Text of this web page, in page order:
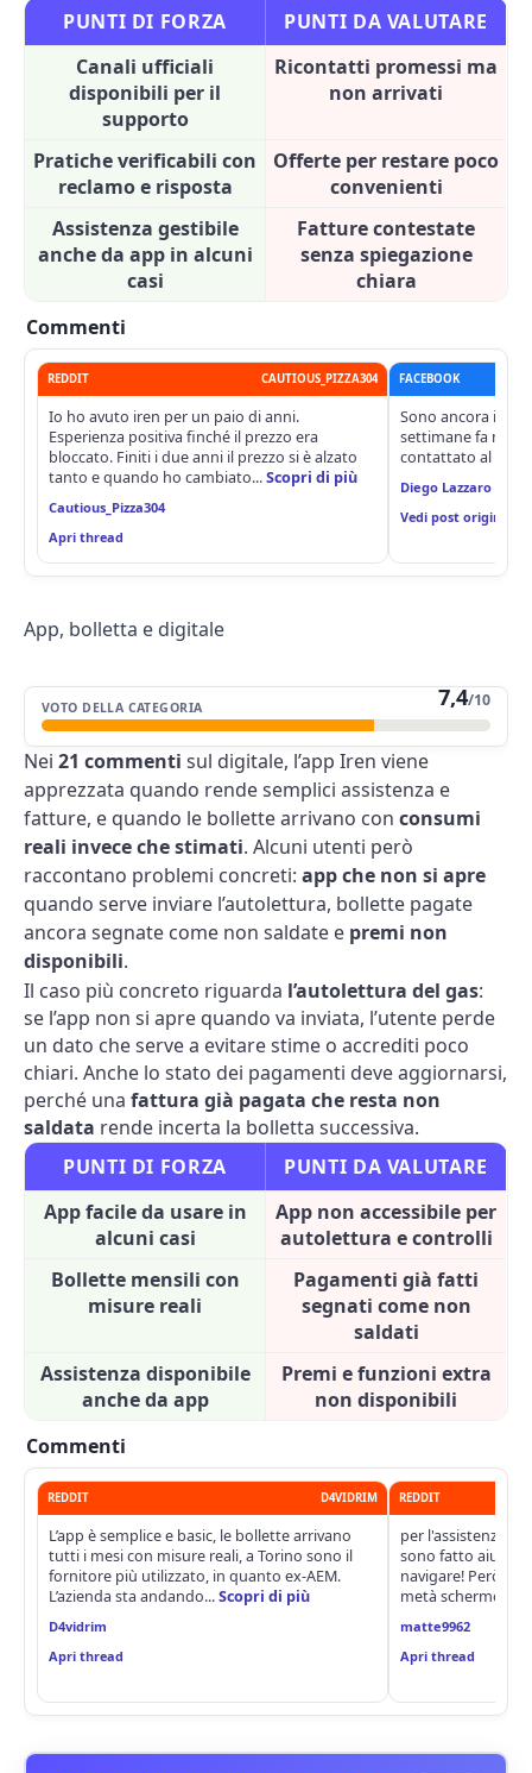
PUNTI DI FORZA
PUNTI DA VALUTARE
Canali ufficiali
disponibili per il
supporto
Ricontatti promessi ma
non arrivati
Pratiche verificabili con
reclamo e risposta
Offerte per restare poco
convenienti
Assistenza gestibile
anche da app in alcuni
casi
Fatture contestate
senza spiegazione
chiara
Commenti
REDDIT CAUTIOUS_PIZZA304
Io ho avuto iren per un paio di anni.
Esperienza positiva finché il prezzo era
bloccato. Finiti i due anni il prezzo si è alzato
tanto e quando ho cambiato...Scopri di più
Cautious_Pizza304
Apri thread
FACEBOOK
Sono ancora in
settimane fa mi
contattato al
Diego Lazzaro
Vedi post originale
App, bolletta e digitale
VOTO DELLA CATEGORIA 7,4/10
Nei 21 commenti sul digitale, l’app Iren viene
apprezzata quando rende semplici assistenza e
fatture, e quando le bollette arrivano con consumi
reali invece che stimati. Alcuni utenti però
raccontano problemi concreti: app che non si apre
quando serve inviare l’autolettura, bollette pagate
ancora segnate come non saldate e premi non
disponibili.
Il caso più concreto riguarda l’autolettura del gas:
se l’app non si apre quando va inviata, l’utente perde
un dato che serve a evitare stime o accrediti poco
chiari. Anche lo stato dei pagamenti deve aggiornarsi,
perché una fattura già pagata che resta non
saldata rende incerta la bolletta successiva.
PUNTI DI FORZA
PUNTI DA VALUTARE
App facile da usare in
alcuni casi
App non accessibile per
autolettura e controlli
Bollette mensili con
misure reali
Pagamenti già fatti
segnati come non
saldati
Assistenza disponibile
anche da app
Premi e funzioni extra
non disponibili
Commenti
REDDIT D4VIDRIM
L’app è semplice e basic, le bollette arrivano
tutti i mesi con misure reali, a Torino sono il
fornitore più utilizzato, in quanto ex-AEM.
L’azienda sta andando...Scopri di più
D4vidrim
Apri thread
REDDIT
per l'assistenza
sono fatto aiutare
navigare! Però
metà schermo
matte9962
Apri thread